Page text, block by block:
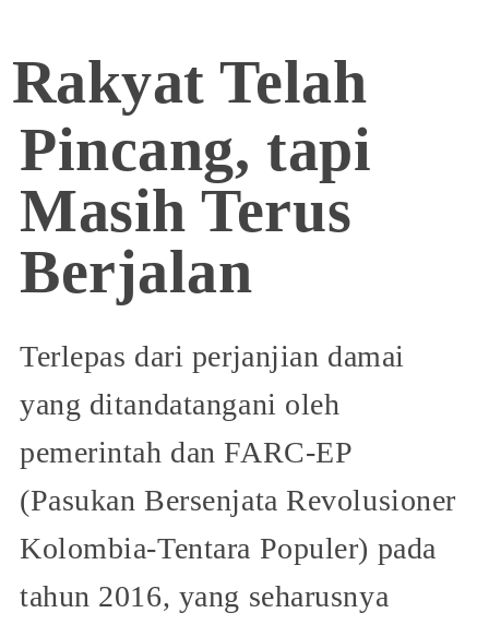
Rakyat Telah
Pincang, tapi
Masih Terus
Berjalan
Terlepas dari perjanjian damai
yang ditandatangani oleh
pemerintah dan FARC-EP
(Pasukan Bersenjata Revolusioner
Kolombia-Tentara Populer) pada
tahun 2016, yang seharusnya